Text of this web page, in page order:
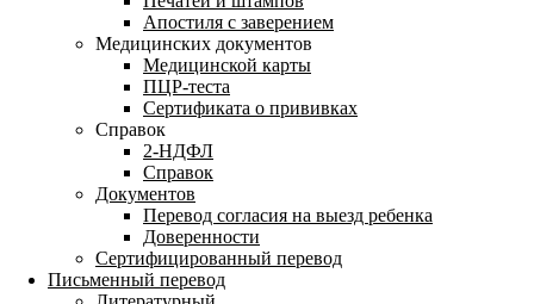
Апостиля с заверением
Медицинских документов
Медицинской карты
ПЦР-теста
Сертификата о прививках
Справок
2-НДФЛ
Справок
Документов
Перевод согласия на выезд ребенка
Доверенности
Сертифицированный перевод
Письменный перевод